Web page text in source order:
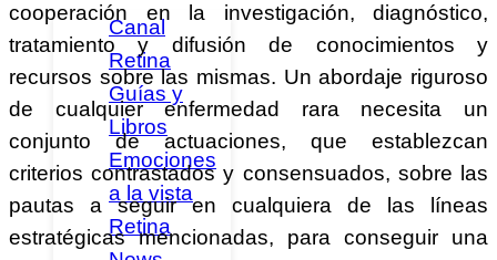
Canal
Retina
Guías y
Libros
Emociones
a la vista
Retina
cooperación en la investigación, diagnóstico,
tratamiento y difusión de conocimientos y
recursos sobre las mismas. Un abordaje riguroso
de cualquier enfermedad rara necesita un
conjunto de actuaciones, que establezcan
criterios contrastados y consensuados, sobre las
pautas a seguir en cualquiera de las líneas
estratégicas mencionadas, para conseguir una